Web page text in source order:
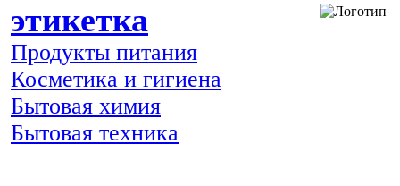
этикетка
Продукты питания
Косметика и гигиена
Бытовая химия
Бытовая техника